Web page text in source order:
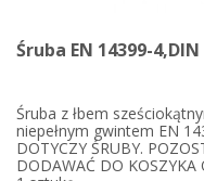
Śruba EN 14399-
Śruba z łbem
niepełnym gwintem EN
DOTYCZY ŚRUBY.
DODAWAĆ DO